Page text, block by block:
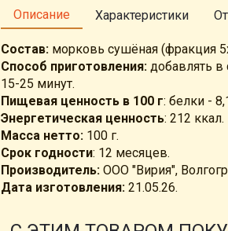
Описание
Состав: морковь сушёная (фракция
Способ приготовления: добавлять в
15-25 минут.
Пищевая ценность в 100 г: белки -
Энергетическая ценность: 212 ккал.
Масса нетто: 100 г.
Срок годности: 12 месяцев.
Производитель: ООО "Вирия",
Дата изготовления: 21.05.26.
Характеристики